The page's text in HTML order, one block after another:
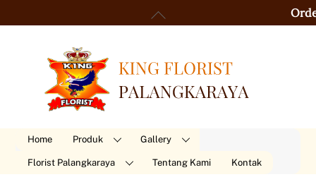
to
Order 24 Jam
Home Produk Gallery
Florist Palangkaraya Tentang Kami Kontak
Back
To